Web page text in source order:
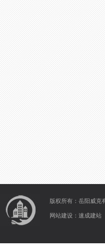
版权所有：岳阳威
网站建设： 速成建站